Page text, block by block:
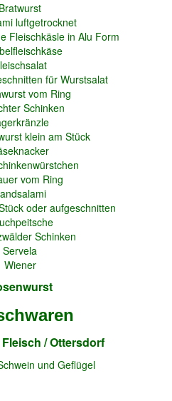
Bratwurst
luftgetrocknet
Fleischkäsle in Alu Form
für Wurstsalat
vom Ring
Schinken
klein am Stück
vom Ring
oder aufgeschnitten
Schinken
Servela
Wiener
/ Ottersdorf
und Geflügel